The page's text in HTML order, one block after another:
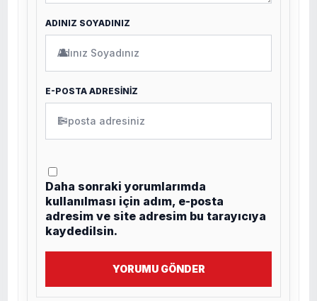
ADINIZ SOYADINIZ
👤
E-POSTA ADRESİNİZ
✉
Daha sonraki yorumlarımda
kullanılması için adım, e-posta
adresim ve site adresim bu tarayıcıya
kaydedilsin.
YORUMU GÖNDER